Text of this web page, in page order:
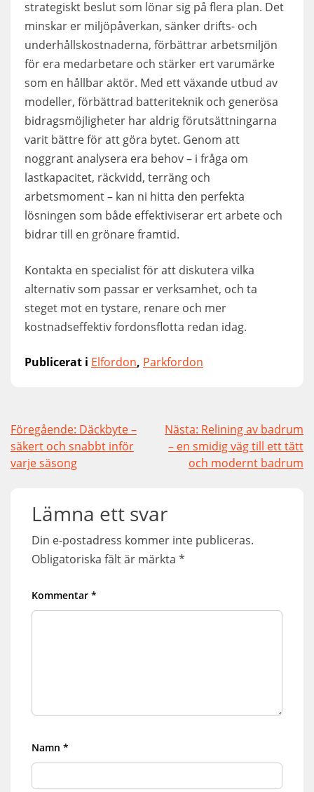
strategiskt beslut som lönar sig på flera plan. Det
minskar er miljöpåverkan, sänker drifts- och
underhållskostnaderna, förbättrar arbetsmiljön
för era medarbetare och stärker ert varumärke
som en hållbar aktör. Med ett växande utbud av
modeller, förbättrad batteriteknik och generösa
bidragsmöjligheter har aldrig förutsättningarna
varit bättre för att göra bytet. Genom att
noggrant analysera era behov – i fråga om
lastkapacitet, räckvidd, terräng och
arbetsmoment – kan ni hitta den perfekta
lösningen som både effektiviserar ert arbete och
bidrar till en grönare framtid.
Kontakta en specialist för att diskutera vilka
alternativ som passar er verksamhet, och ta
steget mot en tystare, renare och mer
kostnadseffektiv fordonsflotta redan idag.
Publicerat i Elfordon, Parkfordon
Inläggsnavigering
Föregående: Däckbyte –
säkert och snabbt inför
varje säsong
Nästa: Relining av badrum
– en smidig väg till ett tätt
och modernt badrum
Lämna ett svar
Din e-postadress kommer inte publiceras.
Obligatoriska fält är märkta *
Kommentar *
Namn *